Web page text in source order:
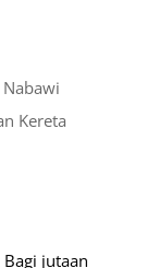
Kereta
jutaan